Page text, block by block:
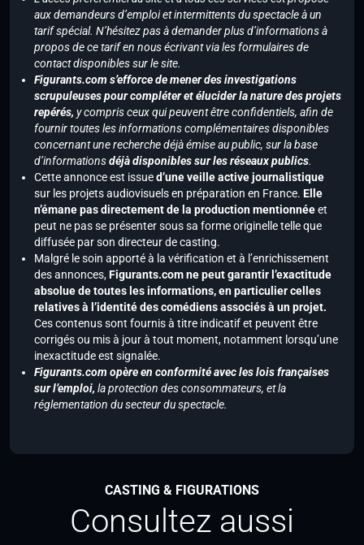
aux demandeurs d’emploi et intermittents du spectacle à un
tarif spécial. N’hésitez pas à demander plus d’informations à
propos de ce tarif en nous écrivant via les formulaires de
contact disponibles sur le site.
Figurants.com s’efforce de mener des investigations
scrupuleuses pour compléter et élucider la nature des projets
repérés, y compris ceux qui peuvent être confidentiels, afin de
fournir toutes les informations complémentaires disponibles
concernant une recherche déjà émise au public, sur la base
d’informationsdéjà disponibles sur les réseaux publics.
Cette annonce est issued’une veille active journalistique
sur les projets audiovisuels en préparation en France. Elle
n’émane pas directement de la production mentionnéeet
peut ne pas se présenter sous sa forme originelle telle que
diffusée par son directeur de casting.
Malgré le soin apporté à la vérification et à l’enrichissement
des annonces,Figurants.com ne peut garantir l’exactitude
absolue de toutes les informations, en particulier celles
relatives à l’identité des comédiens associés à un projet.
Ces contenus sont fournis à titre indicatif et peuvent être
corrigés ou mis à jour à tout moment, notamment lorsqu’une
inexactitude est signalée.
Figurants.com opère en conformité avec les lois françaises
sur l’emploi, la protection des consommateurs, et la
réglementation du secteur du spectacle.
CASTING & FIGURATIONS
Consultez aussi